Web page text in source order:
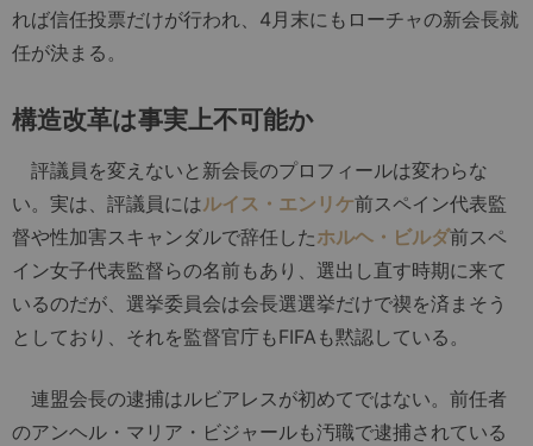
れば信任投票だけが行われ、4月末にもローチャの新会長就
任が決まる。
構造改革は事実上不可能か
評議員を変えないと新会長のプロフィールは変わらな
い。実は、評議員にはルイス・エンリケ前スペイン代表監
督や性加害スキャンダルで辞任したホルヘ・ビルダ前スペ
イン女子代表監督らの名前もあり、選出し直す時期に来て
いるのだが、選挙委員会は会長選選挙だけで禊を済まそう
としており、それを監督官庁もFIFAも黙認している。
連盟会長の逮捕はルビアレスが初めてではない。前任者
のアンヘル・マリア・ビジャールも汚職で逮捕されている